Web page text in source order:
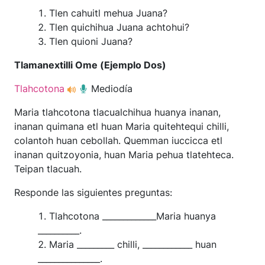
Tlen cahuitl mehua Juana?
Tlen quichihua Juana achtohui?
Tlen quioni Juana?
Tlamanextilli Ome (Ejemplo Dos)
Tlahcotona
Mediodía
Maria tlahcotona tlacualchihua huanya inanan,
inanan quimana etl huan Maria quitehtequi chilli,
colantoh huan cebollah. Quemman iuccicca etl
inanan quitzoyonia, huan Maria pehua tlatehteca.
Teipan tlacuah.
Responde las siguientes preguntas:
Tlahcotona _____________Maria huanya
__________.
Maria _________ chilli, ____________ huan
_______________.